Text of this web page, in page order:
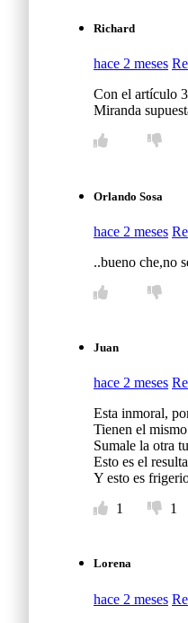
Richard
hace 2 meses
Con el artículo
Miranda
Orlando Sosa
hace 2 meses
..bueno che,no
Juan
hace 2 meses
Esta inmoral,
Tienen el
Sumale la otra
Esto es el
Y esto es
1
1
Lorena
hace 2 meses